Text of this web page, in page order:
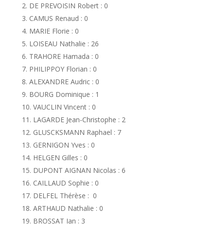
DE PREVOISIN Robert : 0
CAMUS Renaud : 0
MARIE Florie : 0
LOISEAU Nathalie : 26
TRAHORE Hamada : 0
PHILIPPOY Florian : 0
ALEXANDRE Audric : 0
BOURG Dominique : 1
VAUCLIN Vincent : 0
LAGARDE Jean-Christophe : 2
GLUSCKSMANN Raphael : 7
GERNIGON Yves : 0
HELGEN Gilles : 0
DUPONT AIGNAN Nicolas : 6
CAILLAUD Sophie : 0
DELFEL Thérèse : 0
ARTHAUD Nathalie : 0
BROSSAT Ian : 3